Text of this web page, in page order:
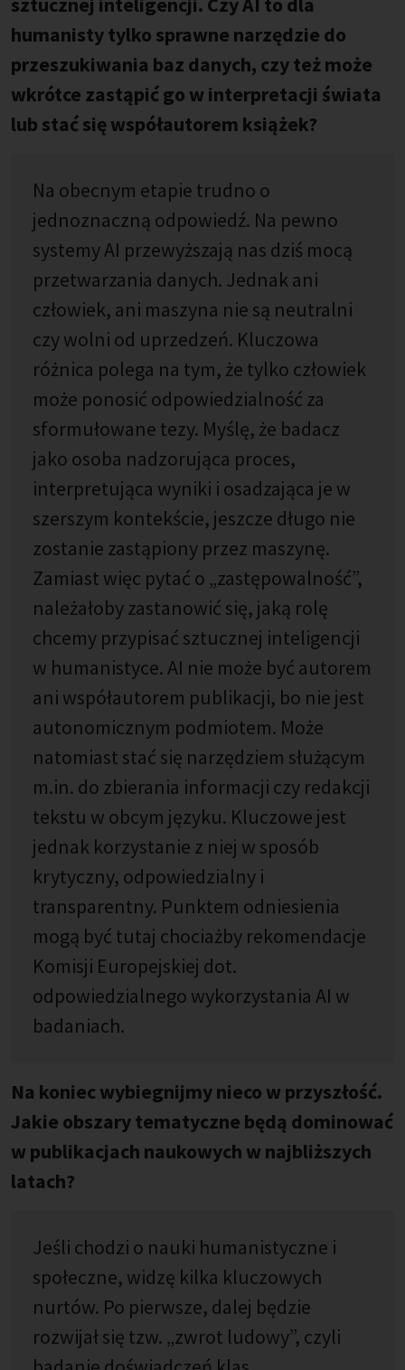
humanisty tylko sprawne narzędzie do
przeszukiwania baz danych, czy też może
wkrótce zastąpić go w interpretacji świata
lub stać się współautorem książek?
Na obecnym etapie trudno o
jednoznaczną odpowiedź. Na pewno
systemy AI przewyższają nas dziś mocą
przetwarzania danych. Jednak ani
człowiek, ani maszyna nie są neutralni
czy wolni od uprzedzeń. Kluczowa
różnica polega na tym, że tylko człowiek
może ponosić odpowiedzialność za
sformułowane tezy. Myślę, że badacz
jako osoba nadzorująca proces,
interpretująca wyniki i osadzająca je w
szerszym kontekście, jeszcze długo nie
zostanie zastąpiony przez maszynę.
Zamiast więc pytać o „zastępowalność”,
należałoby zastanowić się, jaką rolę
chcemy przypisać sztucznej inteligencji
w humanistyce. AI nie może być autorem
ani współautorem publikacji, bo nie jest
autonomicznym podmiotem. Może
natomiast stać się narzędziem służącym
m.in. do zbierania informacji czy redakcji
tekstu w obcym języku. Kluczowe jest
jednak korzystanie z niej w sposób
krytyczny, odpowiedzialny i
transparentny. Punktem odniesienia
mogą być tutaj chociażby rekomendacje
Komisji Europejskiej dot.
odpowiedzialnego wykorzystania AI w
badaniach.
Na koniec wybiegnijmy nieco w przyszłość.
Jakie obszary tematyczne będą dominować
w publikacjach naukowych w najbliższych
latach?
Jeśli chodzi o nauki humanistyczne i
społeczne, widzę kilka kluczowych
nurtów. Po pierwsze, dalej będzie
rozwijał się tzw. „zwrot ludowy”, czyli